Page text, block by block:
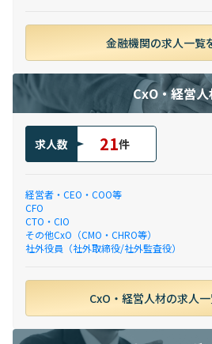
金融機関の求人一覧
CxO・経営
求人数 21件
経営者・CEO・COO等
CFO
CTO・CIO
その他CxO（CMO・CHRO等）
社外役員（社外取締役/社外監査役）
CxO・経営人材の求人